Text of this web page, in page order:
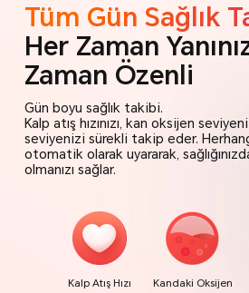
Tüm Gün Sağlık
Her Zaman
Zaman Özenli
Gün boyu sağlık takibi.
Kalp atış hızınızı, kan oksijen
seviyenizi sürekli takip eder.
otomatik olarak uyararak,
olmanızı sağlar.
Kalp Atış Hızı Kandaki Oksijen